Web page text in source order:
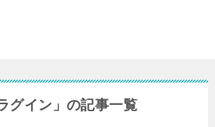
グイン」の記事一覧